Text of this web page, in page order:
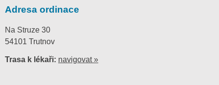
Adresa ordinace
Na Struze 30
54101 Trutnov
Trasa k lékaři: navigovat »